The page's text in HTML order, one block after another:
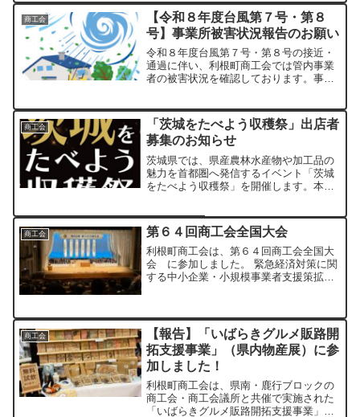
商工会
【令和８年度台風第７号・第８
号】事業所被害状況報告のお願い
令和８年度台風第７号・第８号の接近・
通過に伴い、利根町商工会では管内事業
者の被害状況を確認しております。事業
するため、被害状況をご報告くださいま
すようお願いいたします。...
商工会
「茨城をたべよう収穫祭」出店者
募集のお知らせ
茨城県では、県産農林水産物や加工品の
魅力を首都圏へ発信するイベント「茨城
をたべよう収穫祭」を開催します。本イ
つなげることを目的として開催されま
す。昨年度は約5万8千人...
商工会 第６４回商工会全国大会
利根町商工会は、第６４回商工会全国大
会 に参加しました。 緊急経済対策に関
する中小企業・小規模事業者支援策拡充
規模事業者への支援効果が高い各種支援
策の確実な延長 稼...
商工会
【報告】「いばらきグルメ販路開
拓支援事業」（県内物産展）に参
加しました！
利根町商工会は、県南・鹿行ブロックの
商工会・商工会議所と共催で実施された
「いばらきグルメ販路開拓支援事業」